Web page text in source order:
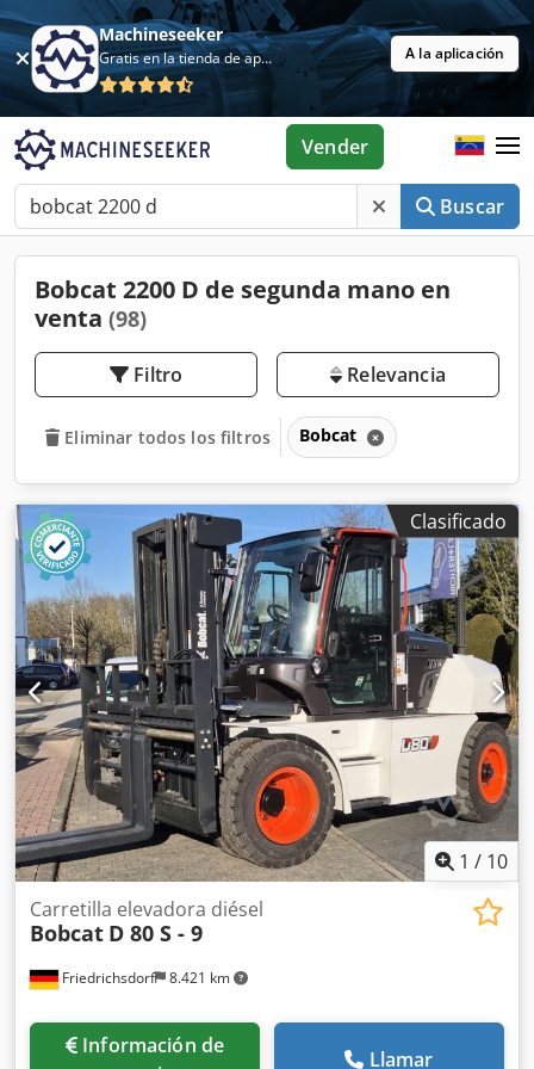
Machineseeker
Gratis en la tienda de aplicaciones A la aplicación
Buscar
Vender
Bobcat 2200 D de segunda mano en
venta (98)
Filtro Relevancia
Eliminar todos los filtros Bobcat
Clasificado
1 / 10
Friedrichsdorf 8.421 km
Carretilla elevadora diésel
Bobcat D 80 S - 9
Información de
Llamar